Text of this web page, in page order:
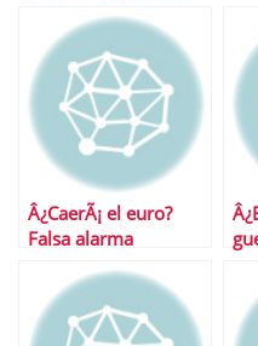
Â¿CaerÃ¡ el euro?
Falsa alarma